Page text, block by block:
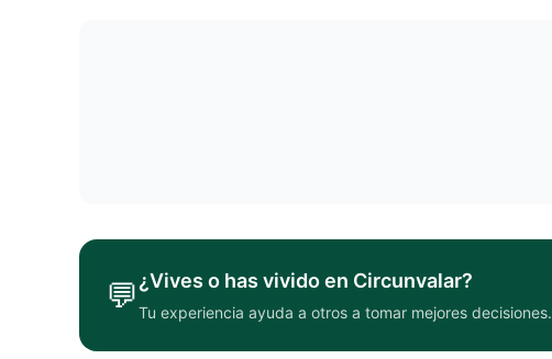
💬¿Vives o has vivido en Circunvalar?
Tu experiencia ayuda a otros a tomar mejores decisiones.